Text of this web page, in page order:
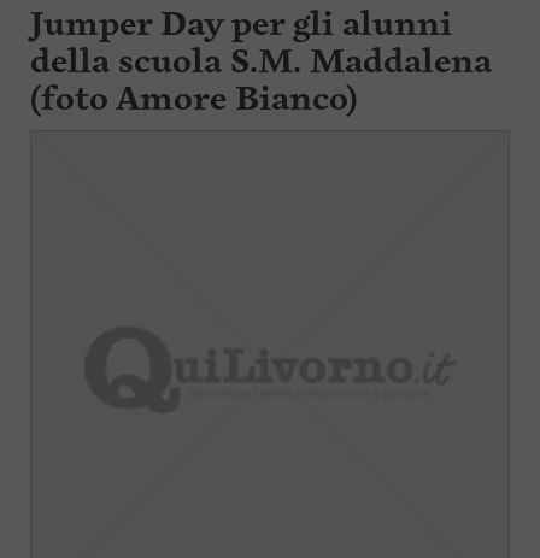
Jumper Day per gli alunni
della scuola S.M. Maddalena
(foto Amore Bianco)